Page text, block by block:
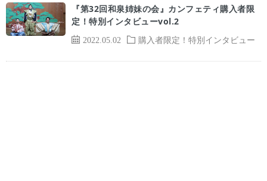
2022.05.02 購入者限定！特別インタビュー
『第32回和泉姉妹の会』カンフェティ購入者限
定！特別インタビューvol.2